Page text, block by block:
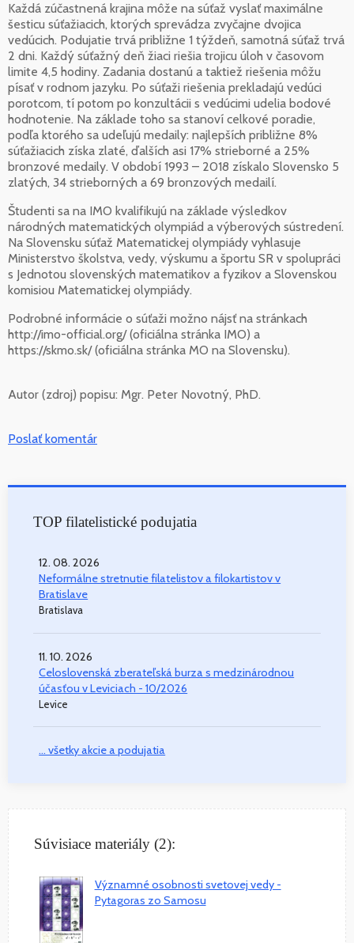
Každá zúčastnená krajina môže na súťaž vyslať maximálne
šesticu súťažiacich, ktorých sprevádza zvyčajne dvojica
vedúcich. Podujatie trvá približne 1 týždeň, samotná súťaž trvá
2 dni. Každý súťažný deň žiaci riešia trojicu úloh v časovom
limite 4,5 hodiny. Zadania dostanú a taktiež riešenia môžu
písať v rodnom jazyku. Po súťaži riešenia prekladajú vedúci
porotcom, tí potom po konzultácii s vedúcimi udelia bodové
hodnotenie. Na základe toho sa stanoví celkové poradie,
podľa ktorého sa udeľujú medaily: najlepších približne 8%
súťažiacich získa zlaté, ďalších asi 17% strieborné a 25%
bronzové medaily. V období 1993 – 2018 získalo Slovensko 5
zlatých, 34 strieborných a 69 bronzových medailí.
Študenti sa na IMO kvalifikujú na základe výsledkov
národných matematických olympiád a výberových sústredení.
Na Slovensku súťaž Matematickej olympiády vyhlasuje
Ministerstvo školstva, vedy, výskumu a športu SR v spolupráci
s Jednotou slovenských matematikov a fyzikov a Slovenskou
komisiou Matematickej olympiády.
Podrobné informácie o súťaži možno nájsť na stránkach
http://imo-official.org/ (oficiálna stránka IMO) a
https://skmo.sk/ (oficiálna stránka MO na Slovensku).
Autor (zdroj) popisu: Mgr. Peter Novotný, PhD.
Poslať komentár
TOP filatelistické podujatia
12. 08. 2026
Neformálne stretnutie filatelistov a filokartistov v
Bratislave
Bratislava
11. 10. 2026
Celoslovenská zberateľská burza s medzinárodnou
účasťou v Leviciach - 10/2026
Levice
... všetky akcie a podujatia
Súvisiace materiály (2):
Významné osobnosti svetovej vedy -
Pytagoras zo Samosu